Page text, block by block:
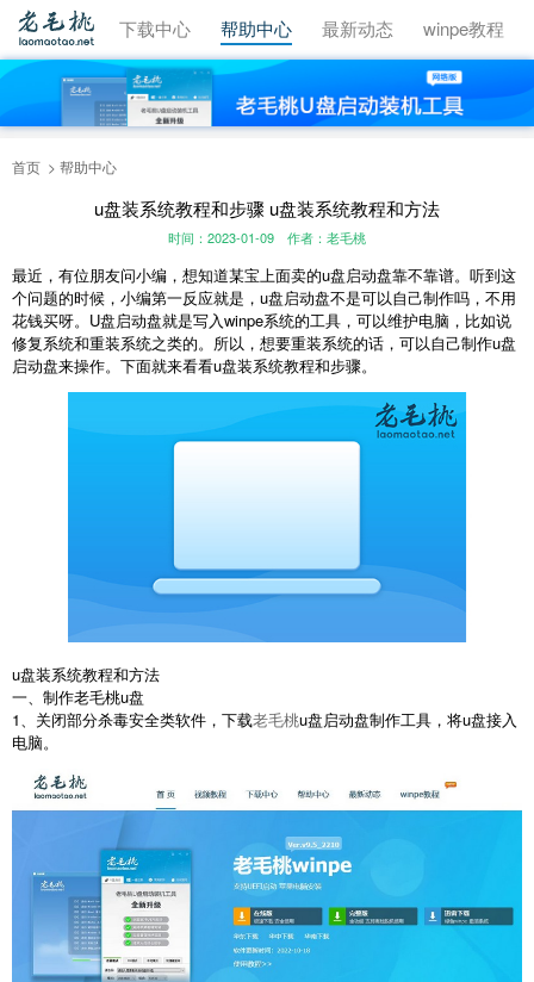
视频教程 下载中心 帮助中心 最新动态 winpe教程
首页 帮助中心
u盘装系统教程和步骤 u盘装系统教程和方法
时间：2023-01-09 作者：老毛桃
最近，有位朋友问小编，想知道某宝上面卖的u盘启动盘靠不靠谱。听到这
个问题的时候，小编第一反应就是，u盘启动盘不是可以自己制作吗，不用
花钱买呀。U盘启动盘就是写入winpe系统的工具，可以维护电脑，比如说
修复系统和重装系统之类的。所以，想要重装系统的话，可以自己制作u盘
启动盘来操作。下面就来看看u盘装系统教程和步骤。
u盘装系统教程和方法
一、制作老毛桃u盘
1、关闭部分杀毒安全类软件，下载老毛桃u盘启动盘制作工具，将u盘接入
电脑。